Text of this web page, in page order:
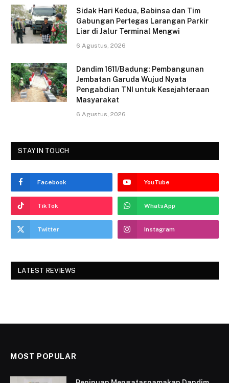
o
k
Sidak Hari Kedua, Babinsa dan Tim
Gabungan Pertegas Larangan Parkir
Liar di Jalur Terminal Mengwi
6 Agustus, 2026
Dandim 1611/Badung: Pembangunan
Jembatan Garuda Wujud Nyata
Pengabdian TNI untuk Kesejahteraan
Masyarakat
6 Agustus, 2026
STAY IN TOUCH
Facebook YouTube
TikTok WhatsApp
Twitter Instagram
LATEST REVIEWS
MOST POPULAR